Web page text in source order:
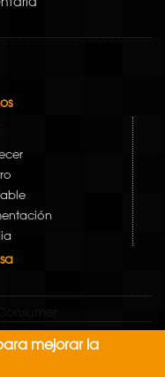
mejorar la